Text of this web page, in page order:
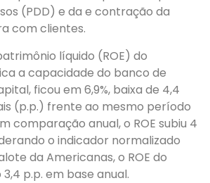
(PDD) e da e contração da
com clientes.
líquido (ROE) do
a capacidade do banco de
ficou em 6,9%, baixa de 4,4
(p.p.) frente ao mesmo período
comparação anual, o ROE subiu 4
o indicador normalizado
da Americanas, o ROE do
p.p. em base anual.